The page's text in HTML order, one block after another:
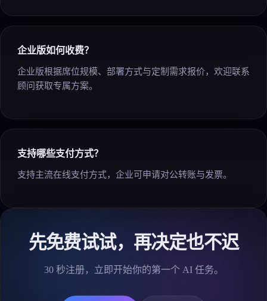
企业版如何收费？
企业版根据席位规模、部署方式与定制需求报价，欢迎联系
顾问获取专属方案。
支持哪些支付方式？
支持主流在线支付方式，企业可申请对公转账与发票。
先免费试试，再决定也不迟
30 秒注册，立即开始你的第一个 AI 任务。